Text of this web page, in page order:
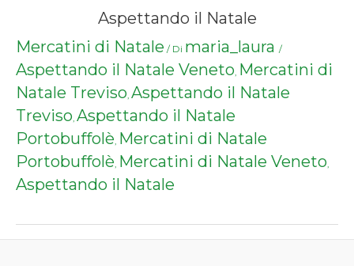
Aspettando il Natale
Mercatini di Natale / Di maria_laura /
Aspettando il Natale Veneto, Mercatini di
Natale Treviso, Aspettando il Natale
Treviso, Aspettando il Natale
Portobuffolè, Mercatini di Natale
Portobuffolè, Mercatini di Natale Veneto,
Aspettando il Natale